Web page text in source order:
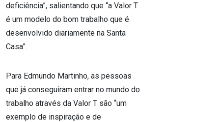
deficiência”, salientando que “a Valor T
é um modelo do bom trabalho que é
desenvolvido diariamente na Santa
Casa”.
Para Edmundo Martinho, as pessoas
que já conseguiram entrar no mundo do
trabalho através da Valor T são “um
exemplo de inspiração e de